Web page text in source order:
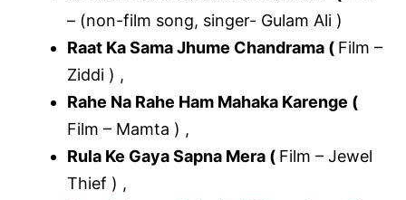
– (non-film song, singer- Gulam Ali )
Raat Ka Sama Jhume Chandrama ( Film –
Ziddi ) ,
Rahe Na Rahe Ham Mahaka Karenge (
Film – Mamta ) ,
Rula Ke Gaya Sapna Mera ( Film – Jewel
Thief ) ,